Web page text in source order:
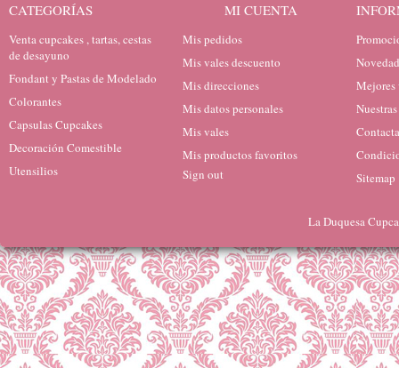
CATEGORÍAS
Venta cupcakes , tartas, cestas
de desayuno
Fondant y Pastas de Modelado
Colorantes
Capsulas Cupcakes
Decoración Comestible
Utensilios
MI CUENTA
Mis pedidos
Mis vales descuento
Mis direcciones
Mis datos personales
Mis vales
Mis productos favoritos
Sign out
Mejores
Sitemap
La Duquesa